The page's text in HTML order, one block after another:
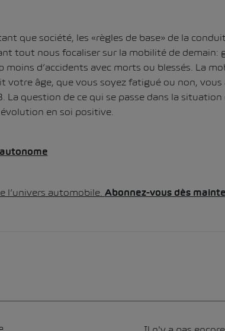
que société, les «règles de base» de la
tout nous focaliser sur la mobilité de demain:
moins d’accidents avec morts ou blessés. La
votre âge, que vous soyez fatigué ou non,
La question de ce qui se passe dans la
en soi positive.
l’univers automobile. Abonnez-vous dès